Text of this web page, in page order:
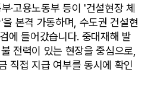
·고용노동부 등이 '건설현장 체
본격 가동하며, 수도권 건설현
에 들어갔습니다. 중대재해 발
전력이 있는 현장을 중심으로,
직접 지급 여부를 동시에 확인